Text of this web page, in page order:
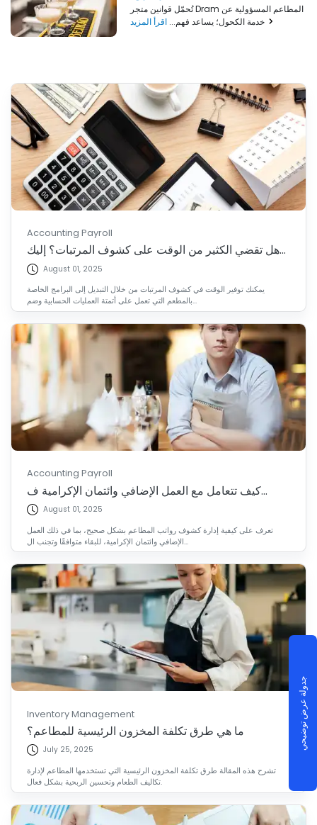
تُحمّل قوانين متجر Dram المطاعم المسؤولية عن
خدمة الكحول؛ يساعد فهم...
Accounting Payroll
هل تقضي الكثير من الوقت على كشوف المرتبات؟ إليك...
August 01, 2025
يمكنك توفير الوقت في كشوف المرتبات من خلال التبديل إلى البرامج الخاصة
بالمطعم التي تعمل على أتمتة العمليات الحسابية وضم...
Accounting Payroll
كيف تتعامل مع العمل الإضافي وائتمان الإكرامية ف...
August 01, 2025
تعرف على كيفية إدارة كشوف رواتب المطاعم بشكل صحيح، بما في ذلك العمل
الإضافي وائتمان الإكرامية، للبقاء متوافقًا وتجنب ال...
Inventory Management
ما هي طرق تكلفة المخزون الرئيسية للمطاعم؟
July 25, 2025
تشرح هذه المقالة طرق تكلفة المخزون الرئيسية التي تستخدمها المطاعم لإدارة
تكاليف الطعام وتحسين الربحية بشكل فعال.
جدولة عرض توضيحي